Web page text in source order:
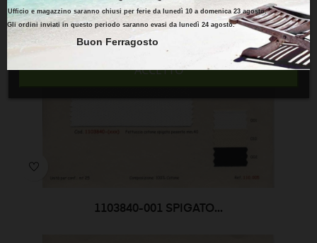
1103840-001 SPIGATO...
RIFIUTO TUTTI
ACCETTO
Buon Ferragosto
Gli ordini inviati in questo periodo saranno evasi da lunedì 24 agosto.
Ufficio e magazzino saranno chiusi per ferie da lunedì 10 a domenica 23 agosto.